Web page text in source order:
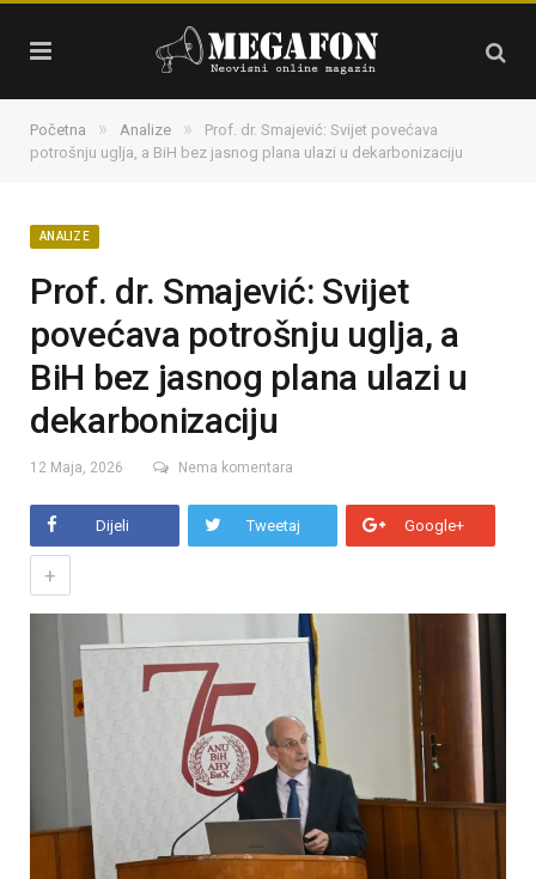
Početna » Analize »
Prof. dr. Smajević: Svijet povećava
potrošnju uglja, a BiH bez jasnog plana ulazi u dekarbonizaciju
ANALIZE
Prof. dr. Smajević: Svijet
povećava potrošnju uglja, a
BiH bez jasnog plana ulazi u
dekarbonizaciju
12 Maja, 2026 Nema komentara
Dijeli Tweetaj Google+
+